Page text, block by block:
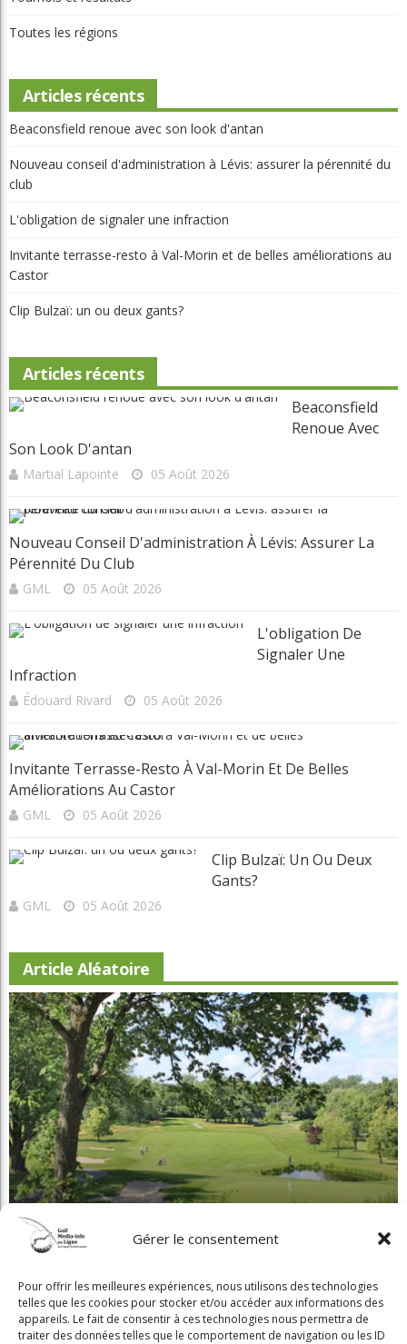
Gérer le consentement
Pour offrir les meilleures expériences, nous utilisons des technologies
telles que les cookies pour stocker et/ou accéder aux informations des
appareils. Le fait de consentir à ces technologies nous permettra de
traiter des données telles que le comportement de navigation ou les ID
Beaconsfield renoue avec son look d'antan
Nouveau conseil d'administration à Lévis: assurer la pérennité du
L'obligation de signaler une infraction
Invitante terrasse-resto à Val-Morin et de belles améliorations au
Castor
Clip Bulzaï: un ou deux gants?
Renoue Avec
Son Look D'antan
Pérennité Du Club
GML 05 Août 2026
Infraction
Améliorations Au Castor
GML 05 Août 2026
GML 05 Août 2026
Beaconsfield renoue avec son look d'antan
Copyright © 2025 Golf Martial Lapointe. Tous droits réservés. Droits d'auteur
Martial Lapointe |NOUS JOINDRE